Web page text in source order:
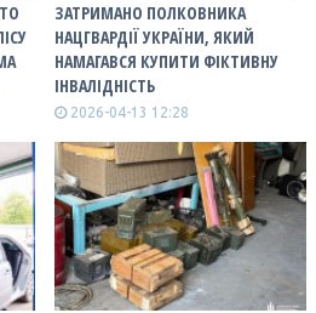
ЗАТРИМАНО ПОЛКОВНИКА
НАЦГВАРДІЇ УКРАЇНИ, ЯКИЙ
НАМАГАВСЯ КУПИТИ ФІКТИВНУ
ІНВАЛІДНІСТЬ
2026-04-13 12:28